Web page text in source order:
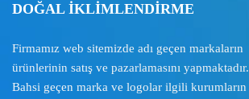
DOĞAL İKLİMLENDİRME
Firmamız web sitemizde adı geçen markaların
ürünlerinin satış ve pazarlamasını yapmaktadır.
Bahsi geçen marka ve logolar ilgili kurumların